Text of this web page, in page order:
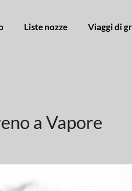
Liste nozze Viaggi di
a Vapore